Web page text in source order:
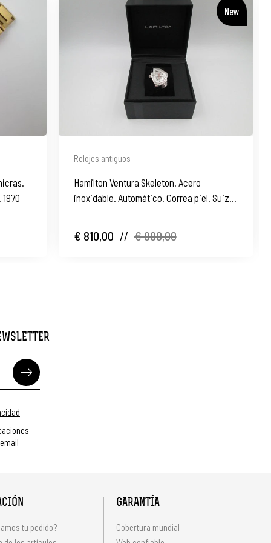
New
Relojes antiguos
Hamilton Ventura Skeleton. Acero
inoxidable. Automático. Correa piel. Suiza.
€ 810,00 // € 900,00
tu pedido?
GARANTÍA
Cobertura mundial